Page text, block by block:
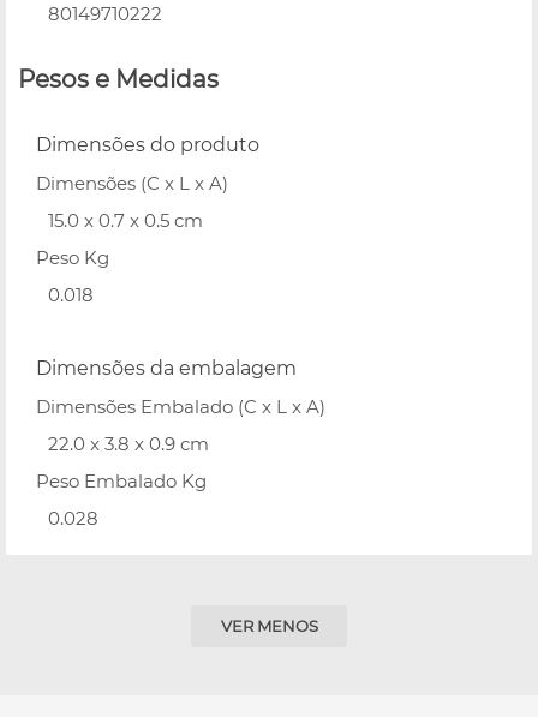
80149710222
Pesos e Medidas
Dimensões do produto
Dimensões (C x L x A)
15.0 x 0.7 x 0.5 cm
Peso Kg
0.018
Dimensões da embalagem
Dimensões Embalado (C x L x A)
22.0 x 3.8 x 0.9 cm
Peso Embalado Kg
0.028
VER MENOS